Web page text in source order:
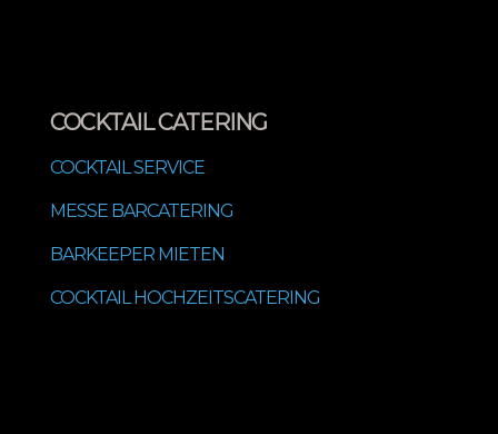
COCKTAIL CATERING
COCKTAIL SERVICE
MESSE BARCATERING
BARKEEPER MIETEN
COCKTAIL HOCHZEITSCATERING